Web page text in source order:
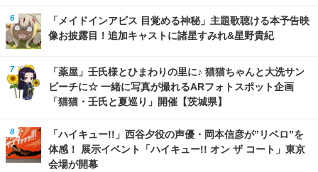
「メイドインアビス 目覚める神秘」主題歌聴ける本予告映
像お披露目！追加キャストに諸星すみれ&星野貴紀
「薬屋」壬氏様とひまわりの里に♪ 猫猫ちゃんと大洗サン
ビーチに☆ 一緒に写真が撮れるARフォトスポット企画
「猫猫・壬氏と夏巡り」開催【茨城県】
「ハイキュー!!」西谷夕役の声優・岡本信彦が”リベロ”を
体感！ 展示イベント「ハイキュー!! オン ザ コート」東京
会場が開幕